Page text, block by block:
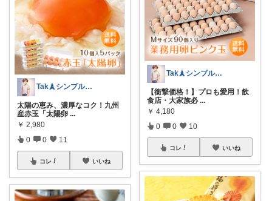
Tak🗼シンプルで健康的な暮らし
太陽の恵み、濃厚なコク！九州
産赤玉「太陽卵 ...
￥ 2,980
0 0 11
コレ いいね
Tak🗼シンプルで健康的な暮らし
【衝撃価格！】プロも愛用！飲
食店・大家族必 ...
￥ 4,180
0 0 10
コレ いいね